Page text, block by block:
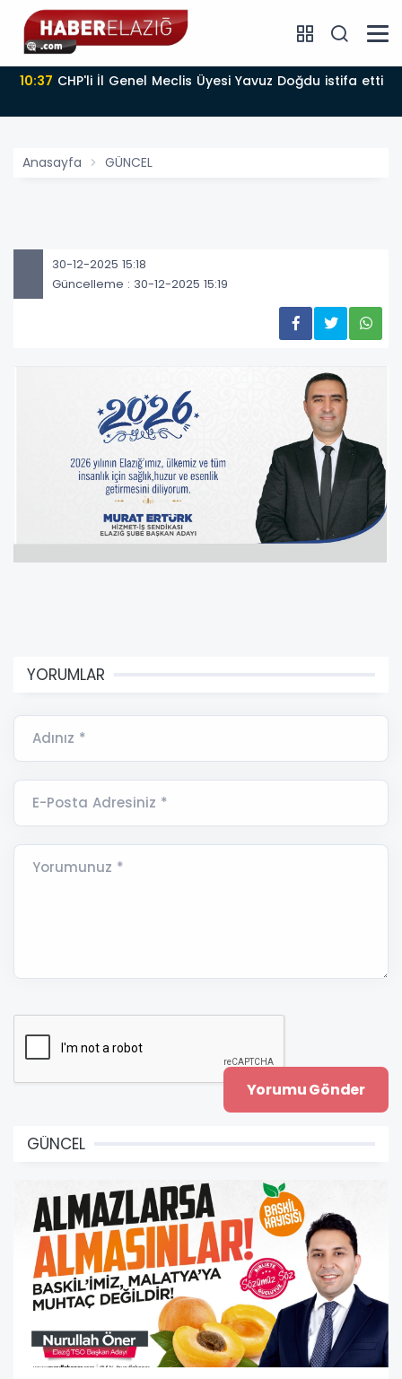
10:37 CHP'li İl Genel Meclis Üyesi Yavuz Doğdu istifa etti
Anasayfa GÜNCEL
30-12-2025 15:18
Güncelleme : 30-12-2025 15:19
YORUMLAR
Adınız *
E-Posta Adresiniz *
Yorumunuz *
GÜNCEL